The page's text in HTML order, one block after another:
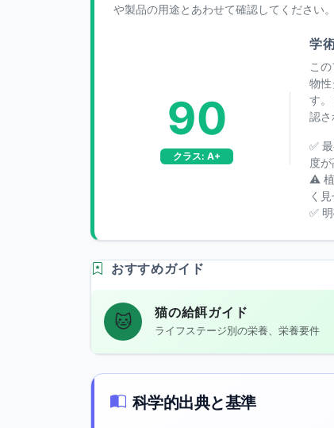
や製品の用途とあわせて確認してください。
90
クラス: A+
学
こ
物
す
認
✅
度が
⚠️ 植
く
✅
おすすめガイド
🐱 猫の給餌ガイド
ライフステージ別の栄養、栄養要件
科学的出典と基準